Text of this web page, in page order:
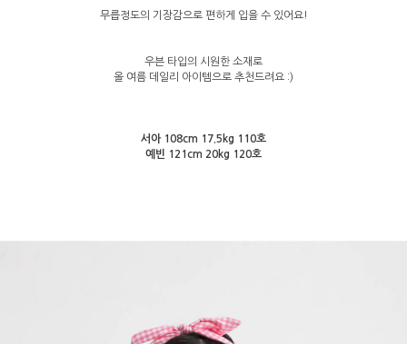
무릅정도의 기장감으로 편하게 입을 수 있어요!
우븐 타입의 시원한 소재로
올 여름 데일리 아이템으로 추천드려요 :)
서아 108cm 17.5kg 110호
예빈 121cm 20kg 120호